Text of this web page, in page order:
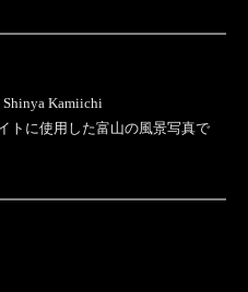
Kamiichi
トに使用した富山の風景写真で